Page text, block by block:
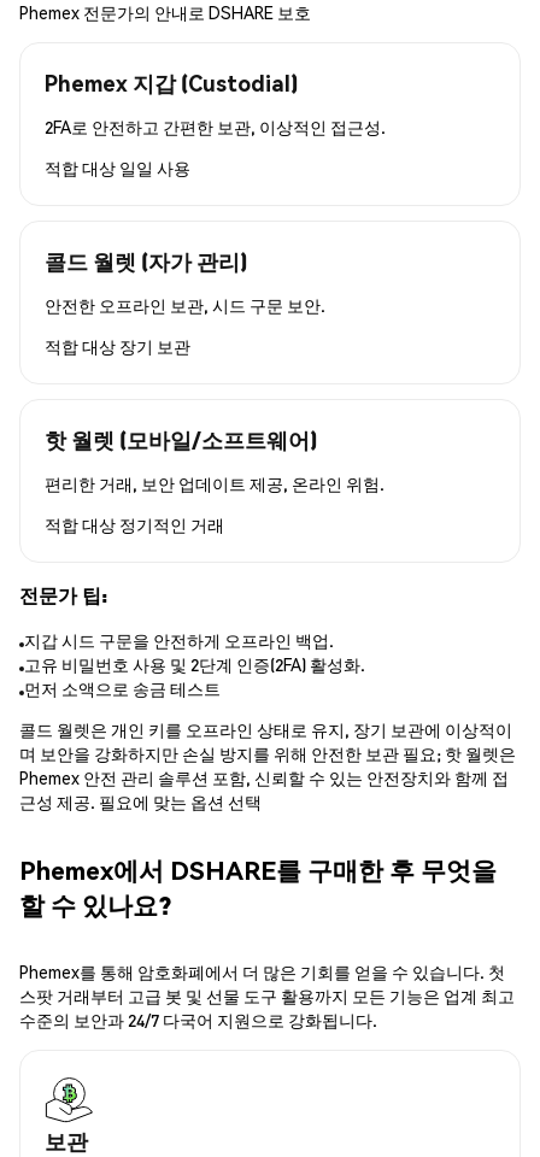
Phemex 전문가의 안내로 DSHARE 보호
Phemex 지갑 (Custodial)
2FA로 안전하고 간편한 보관, 이상적인 접근성.
적합 대상 일일 사용
콜드 월렛 (자가 관리)
안전한 오프라인 보관, 시드 구문 보안.
적합 대상 장기 보관
핫 월렛 (모바일/소프트웨어)
편리한 거래, 보안 업데이트 제공, 온라인 위험.
적합 대상 정기적인 거래
전문가 팁:
지갑 시드 구문을 안전하게 오프라인 백업.
고유 비밀번호 사용 및 2단계 인증(2FA) 활성화.
먼저 소액으로 송금 테스트
콜드 월렛은 개인 키를 오프라인 상태로 유지, 장기 보관에 이상적이
며 보안을 강화하지만 손실 방지를 위해 안전한 보관 필요; 핫 월렛은
Phemex 안전 관리 솔루션 포함, 신뢰할 수 있는 안전장치와 함께 접
근성 제공. 필요에 맞는 옵션 선택
Phemex에서 DSHARE를 구매한 후 무엇을
할 수 있나요?
Phemex를 통해 암호화폐에서 더 많은 기회를 얻을 수 있습니다. 첫
스팟 거래부터 고급 봇 및 선물 도구 활용까지 모든 기능은 업계 최고
수준의 보안과 24/7 다국어 지원으로 강화됩니다.
보관